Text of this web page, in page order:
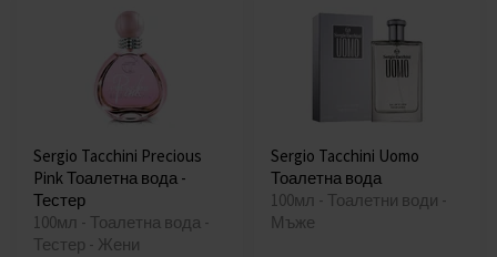
Sergio Tacchini Precious
Pink Тоалетна вода -
Тестер
100мл - Тоалетна вода -
Тестер - Жени
Sergio Tacchini Uomo
Тоалетна вода
100мл - Тоалетни води -
Мъже